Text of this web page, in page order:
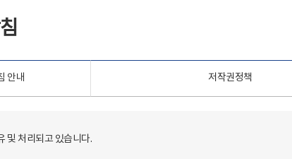
안내 저작권정책
및 처리되고 있습니다.